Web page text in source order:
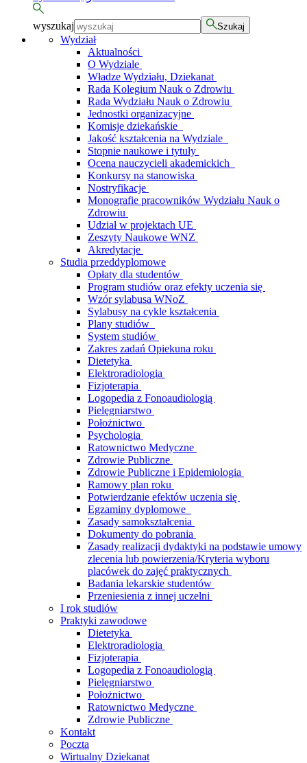
wyszukaj Szukaj
Wydział
Aktualności
O Wydziale
Władze Wydziału, Dziekanat
Rada Kolegium Nauk o Zdrowiu
Rada Wydziału Nauk o Zdrowiu
Jednostki organizacyjne
Komisje dziekańskie
Jakość kształcenia na Wydziale
Stopnie naukowe i tytuły
Ocena nauczycieli akademickich
Konkursy na stanowiska
Nostryfikacje
Monografie pracowników Wydziału Nauk o
Zdrowiu
Udział w projektach UE
Zeszyty Naukowe WNZ
Akredytacje
Studia przeddyplomowe
Opłaty dla studentów
Program studiów oraz efekty uczenia się
Wzór sylabusa WNoZ
Sylabusy na cykle kształcenia
Plany studiów
System studiów
Zakres zadań Opiekuna roku
Dietetyka
Elektroradiologia
Fizjoterapia
Logopedia z Fonoaudiologią
Pielęgniarstwo
Położnictwo
Psychologia
Ratownictwo Medyczne
Zdrowie Publiczne
Zdrowie Publiczne i Epidemiologia
Ramowy plan roku
Potwierdzanie efektów uczenia się
Egzaminy dyplomowe
Zasady samokształcenia
Dokumenty do pobrania
Zasady realizacji dydaktyki na podstawie umowy
zlecenia lub powierzenia/Kryteria wyboru
placówek do zajęć praktycznych
Badania lekarskie studentów
Przeniesienia z innej uczelni
I rok studiów
Praktyki zawodowe
Dietetyka
Elektroradiologia
Fizjoterapia
Logopedia z Fonoaudiologią
Pielęgniarstwo
Położnictwo
Ratownictwo Medyczne
Zdrowie Publiczne
Kontakt
Poczta
Wirtualny Dziekanat